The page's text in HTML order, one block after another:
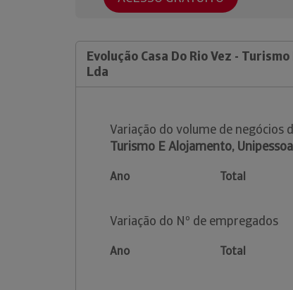
Evolução Casa Do Rio Vez -
Lda
Variação do volume de negócios
Turismo E Alojamento,
Ano Total
Variação do Nº de empregados
Ano Total